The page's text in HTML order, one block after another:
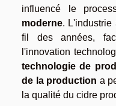
influencé le
moderne. L'industrie
fil des années,
l'innovation
technologie de
de la production a
la qualité du cidre